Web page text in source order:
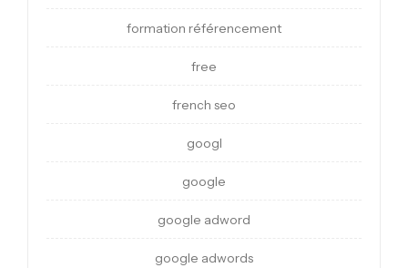
formation référencement
free
french seo
googl
google
google adword
google adwords